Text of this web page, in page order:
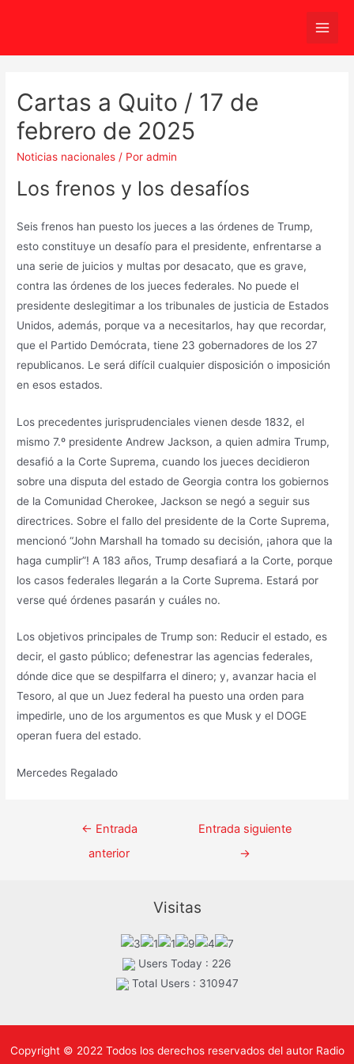
Main
Cartas a Quito / 17 de
febrero de 2025
Noticias nacionales / Poradmin
Los frenos y los desafíos
Seis frenos han puesto los jueces a las órdenes de Trump,
esto constituye un desafío para el presidente, enfrentarse a
una serie de juicios y multas por desacato, que es grave,
contra las órdenes de los jueces federales. No puede el
presidente deslegitimar a los tribunales de justicia de Estados
Unidos, además, porque va a necesitarlos, hay que recordar,
que el Partido Demócrata, tiene 23 gobernadores de los 27
republicanos. Le será difícil cualquier disposición o imposición
en esos estados.
Los precedentes jurisprudenciales vienen desde 1832, el
mismo 7.º presidente Andrew Jackson, a quien admira Trump,
desafió a la Corte Suprema, cuando los jueces decidieron
sobre una disputa del estado de Georgia contra los gobiernos
de la Comunidad Cherokee, Jackson se negó a seguir sus
directrices. Sobre el fallo del presidente de la Corte Suprema,
mencionó “John Marshall ha tomado su decisión, ¡ahora que la
haga cumplir”! A 183 años, Trump desafiará a la Corte, porque
los casos federales llegarán a la Corte Suprema. Estará por
verse qué órdenes pasarán y cuáles no.
Los objetivos principales de Trump son: Reducir el estado, es
decir, el gasto público; defenestrar las agencias federales,
dónde dice que se despilfarra el dinero; y, avanzar hacia el
Tesoro, al que un Juez federal ha puesto una orden para
impedirle, uno de los argumentos es que Musk y el DOGE
operan fuera del estado.
Mercedes Regalado
Navegación
← Entrada
anterior
Entrada siguiente
→
Visitas
Users Today : 226
Total Users : 310947
Copyright © 2022 Todos los derechos reservados del autor Radio